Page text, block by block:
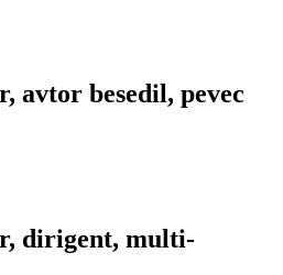
avtor besedil, pevec
dirigent, multi-